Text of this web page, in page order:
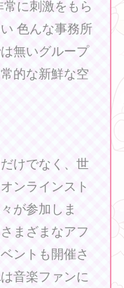
に刺激をもら
色んな事務所
無いグループ
的な新鮮な空
けでなく、世
ンラインスト
が参加しま
まざまなアフ
ントも開催さ
音楽ファンに